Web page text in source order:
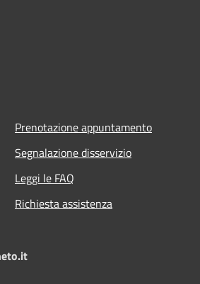
Prenotazione appuntamento
Segnalazione disservizio
Leggi le FAQ
Richiesta assistenza